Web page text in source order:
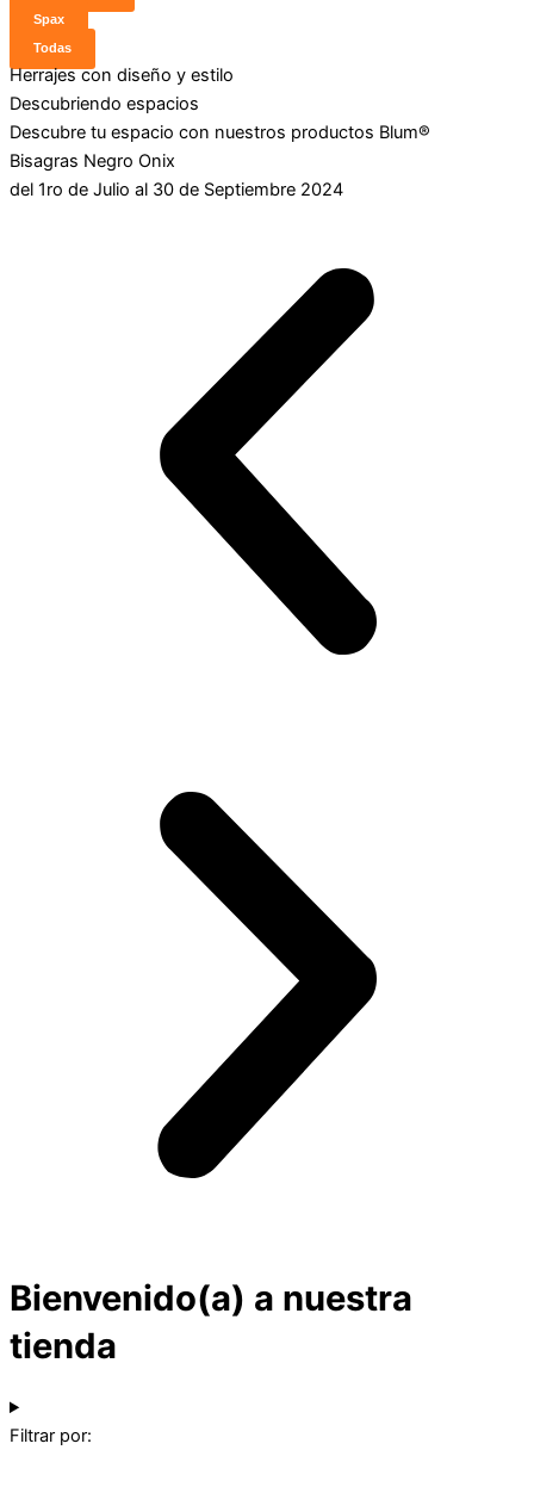
Spax
Todas
Herrajes con diseño y estilo
Descubriendo espacios
Descubre tu espacio con nuestros productos Blum®
Bisagras Negro Onix
del 1ro de Julio al 30 de Septiembre 2024
Bienvenido(a) a nuestra
tienda
Filtrar por: